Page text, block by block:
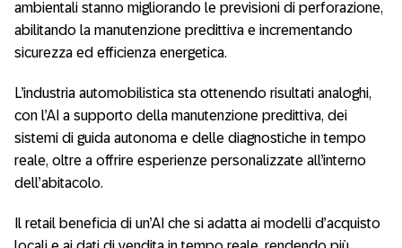
ambientali stanno migliorando le previsioni di perforazione,
abilitando la manutenzione predittiva e incrementando
sicurezza ed efficienza energetica.
L’industria automobilistica sta ottenendo risultati analoghi,
con l’AI a supporto della manutenzione predittiva, dei
sistemi di guida autonoma e delle diagnostiche in tempo
reale, oltre a offrire esperienze personalizzate all’interno
dell’abitacolo.
Il retail beneficia di un’AI che si adatta ai modelli d’acquisto